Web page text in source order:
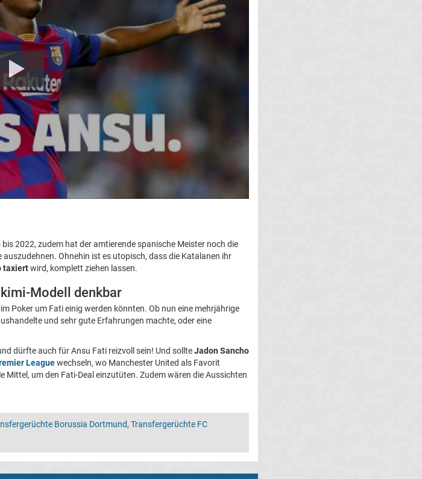
2022, zudem hat der amtierende spanische Meister noch die
Ohnehin ist es utopisch, dass die Katalanen ihr
taxiertwird, komplett ziehen lassen.
Modell denkbar
Poker um Fati einig werden könnten. Ob nun eine mehrjährige
und sehr gute Erfahrungen machte, oder eine
dürfte auch für Ansu Fati reizvoll sein! Und sollteJadon Sancho
Leaguewechseln, wo Manchester United als Favorit
um den Fati-Deal einzutüten. Zudem wären die Aussichten
Borussia Dortmund, Transfergerüchte FC